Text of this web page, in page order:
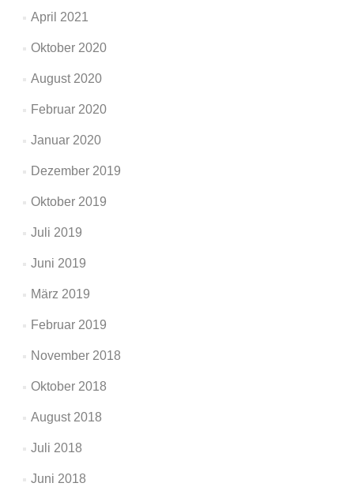
April 2021
Oktober 2020
August 2020
Februar 2020
Januar 2020
Dezember 2019
Oktober 2019
Juli 2019
Juni 2019
März 2019
Februar 2019
November 2018
Oktober 2018
August 2018
Juli 2018
Juni 2018